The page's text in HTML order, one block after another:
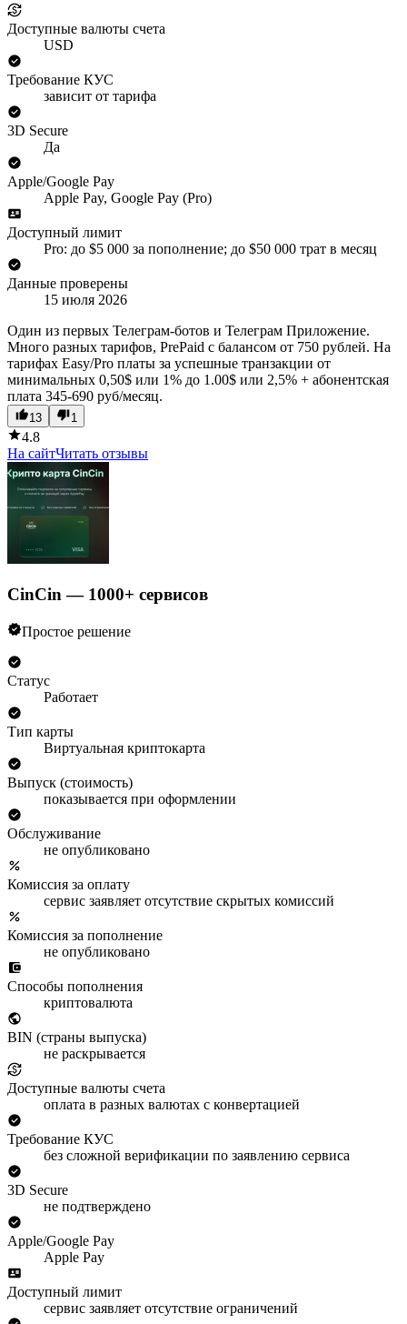
Доступные валюты счета
USD
Требование КУС
зависит от тарифа
3D Secure
Да
Apple/Google Pay
Apple Pay, Google Pay (Pro)
Доступный лимит
Pro: до $5 000 за пополнение; до $50 000 трат в месяц
Данные проверены
15 июля 2026
Один из первых Телеграм-ботов и Телеграм Приложение.
Много разных тарифов, PrePaid c балансом от 750 рублей. На
тарифах Easy/Pro платы за успешные транзакции от
минимальных 0,50$ или 1% до 1.00$ или 2,5% + абонентская
плата 345-690 руб/месяц.
13 1
4.8
На сайтЧитать отзывы
CinCin — 1000+ сервисов
Простое решение
Статус
Работает
Тип карты
Виртуальная криптокарта
Выпуск (стоимость)
показывается при оформлении
Обслуживание
не опубликовано
Комиссия за оплату
сервис заявляет отсутствие скрытых комиссий
Комиссия за пополнение
не опубликовано
Способы пополнения
криптовалюта
BIN (страны выпуска)
не раскрывается
Доступные валюты счета
оплата в разных валютах с конвертацией
Требование КУС
без сложной верификации по заявлению сервиса
3D Secure
не подтверждено
Apple/Google Pay
Apple Pay
Доступный лимит
сервис заявляет отсутствие ограничений